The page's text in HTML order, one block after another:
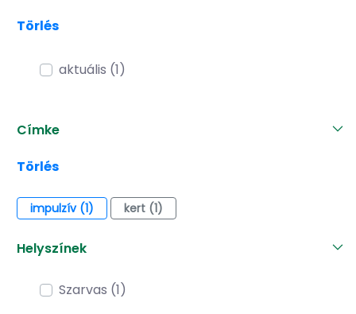
Törlés
aktuális (1)
Címke
Törlés
impulzív (1) kert (1)
Helyszínek
Szarvas (1)